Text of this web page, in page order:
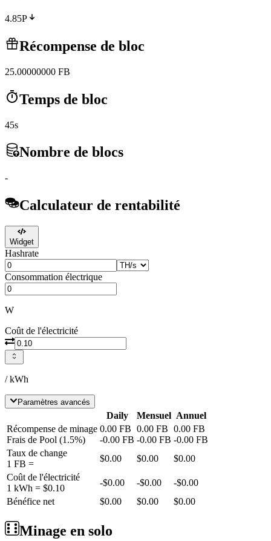
4.85P
Récompense de bloc
25.00000000 FB
Temps de bloc
45s
Nombre de blocs
-
Calculateur de rentabilité
Widget
Hashrate
Consommation électrique
W
Coût de l'électricité
/ kWh
Paramètres avancés
Daily Mensuel Annuel
Récompense de minage
Frais de Pool (1.5%)
0.00 FB
-0.00 FB
0.00 FB
-0.00 FB
0.00 FB
-0.00 FB
Taux de change
1 FB =
$0.00 $0.00
$0.00
Coût de l'électricité
1 kWh = $0.10
-$0.00 -$0.00 -$0.00
Bénéfice net
$0.00 $0.00 $0.00
Minage en solo